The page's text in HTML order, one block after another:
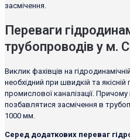
засмічення.
Переваги
трубопроводів у м.
Виклик фахівців на
необхідний при швидкій та якісній
промислової каналізації.
позбавлятися засмічення в
1000 мм.
Серед додаткових переваг